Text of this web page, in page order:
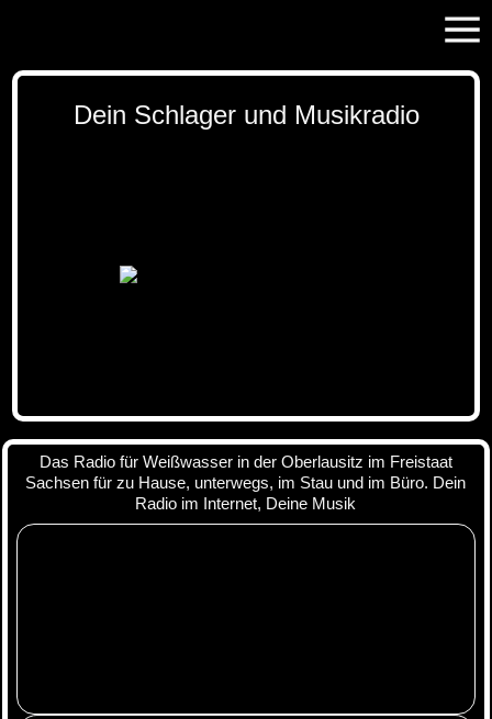
Dein Schlager und Musikradio
Das Radio für Weißwasser in der Oberlausitz im Freistaat
Sachsen für zu Hause, unterwegs, im Stau und im Büro. Dein
Radio im Internet, Deine Musik